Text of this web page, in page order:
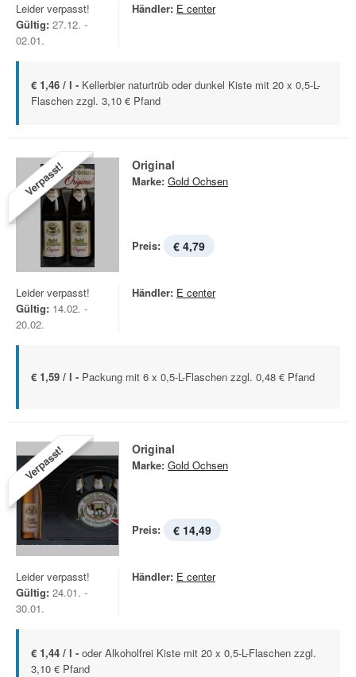
Leider verpasst!
Gültig: 27.12. -
02.01.
Händler: E center
€ 1,46 / l - Kellerbier naturtrüb oder dunkel Kiste mit 20 x 0,5-L-
Flaschen zzgl. 3,10 € Pfand
Verpasst! Original
Marke: Gold Ochsen
Preis: € 4,79
Leider verpasst!
Gültig: 14.02. -
20.02.
Händler: E center
€ 1,59 / l - Packung mit 6 x 0,5-L-Flaschen zzgl. 0,48 € Pfand
Verpasst! Original
Marke: Gold Ochsen
Preis: € 14,49
Leider verpasst!
Gültig: 24.01. -
30.01.
Händler: E center
€ 1,44 / l - oder Alkoholfrei Kiste mit 20 x 0,5-L-Flaschen zzgl.
3,10 € Pfand